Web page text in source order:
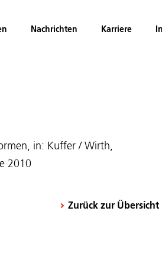
Nachrichten Karriere
in: Kuffer / Wirth,
2010
Zurück zur Übersicht